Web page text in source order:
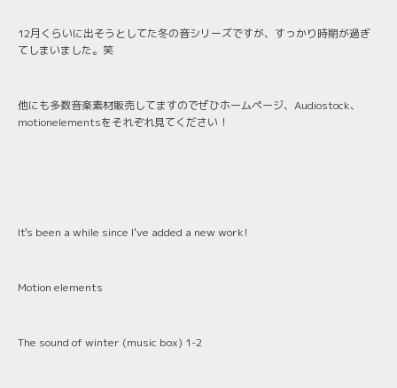
12月くらいに出そうとしてた冬の音シリーズですが、すっかり時期が過ぎ
てしまいました。笑
他にも多数音楽素材販売してますのでぜひホームページ、Audiostock、
motionelementsをそれぞれ見てください！
It's been a while since I've added a new work!
Motion elements
The sound of winter (music box) 1-2